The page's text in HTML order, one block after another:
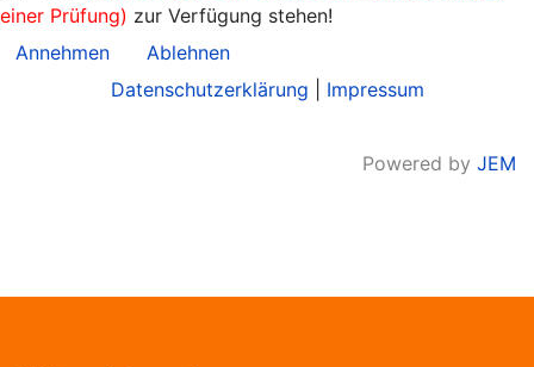
Powered by JEM
einer Prüfung) zur Verfügung stehen!
Annehmen
Ablehnen
Datenschutzerklärung
Impressum